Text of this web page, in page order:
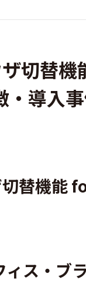
切替
導入事
替機能
ス・ブ